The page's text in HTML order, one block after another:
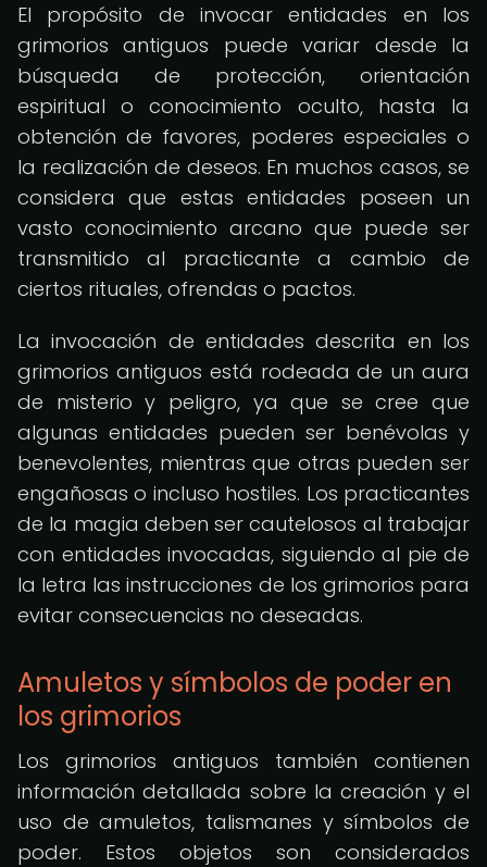
El propósito de invocar entidades en los
grimorios antiguos puede variar desde la
búsqueda de protección, orientación
espiritual o conocimiento oculto, hasta la
obtención de favores, poderes especiales o
la realización de deseos. En muchos casos, se
considera que estas entidades poseen un
vasto conocimiento arcano que puede ser
transmitido al practicante a cambio de
ciertos rituales, ofrendas o pactos.
La invocación de entidades descrita en los
grimorios antiguos está rodeada de un aura
de misterio y peligro, ya que se cree que
algunas entidades pueden ser benévolas y
benevolentes, mientras que otras pueden ser
engañosas o incluso hostiles. Los practicantes
de la magia deben ser cautelosos al trabajar
con entidades invocadas, siguiendo al pie de
la letra las instrucciones de los grimorios para
evitar consecuencias no deseadas.
Amuletos y símbolos de poder en
los grimorios
Los grimorios antiguos también contienen
información detallada sobre la creación y el
uso de amuletos, talismanes y símbolos de
poder. Estos objetos son considerados